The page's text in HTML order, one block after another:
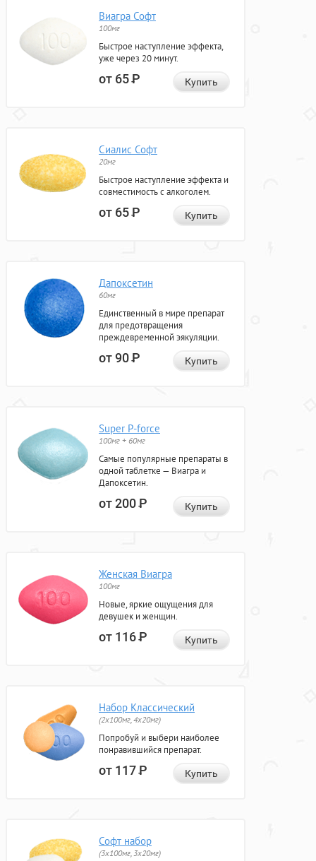
Виагра Софт
100мг
Быстрое наступление эффекта,
уже через 20 минут.
от 65Р Купить
Сиалис Софт
20мг
Быстрое наступление эффекта и
совместимость с алкоголем.
от 65Р Купить
Дапоксетин
60мг
Единственный в мире препарат
для предотвращения
преждевременной эякуляции.
от 90Р Купить
Super P-force
100мг + 60мг
Самые популярные препараты в
одной таблетке — Виагра и
Дапоксетин.
от 200Р Купить
Женская Виагра
100мг
Новые, яркие ощущения для
девушек и женщин.
от 116Р Купить
Набор Классический
(2x100мг, 4x20мг)
Попробуй и выбери наиболее
понравившийся препарат.
от 117Р Купить
Софт набор
(3x100мг, 3x20мг)